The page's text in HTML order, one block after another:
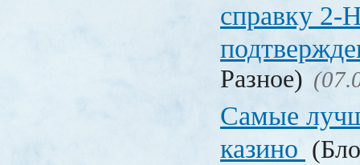
справку
Разное)
Самые
казино